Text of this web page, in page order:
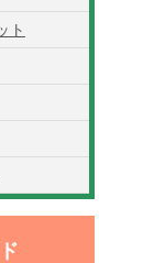
ト